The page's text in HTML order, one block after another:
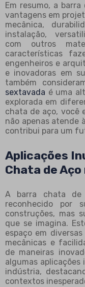
Em resumo, a
vantagens em
mecânica,
instalação,
com outros
características
engenheiros e
e inovadoras em
também
sextavada é uma
explorada em
chata de aço, você
não apenas atende
contribui para um
Aplicações
Chata de
A barra chata de
reconhecido por
construções, mas
que se imagina.
espaço em
mecânicas e
de maneiras
algumas
indústria,
contextos